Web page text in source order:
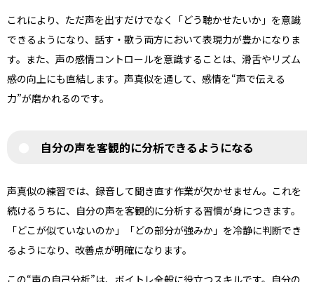
これにより、ただ声を出すだけでなく「どう聴かせたいか」を意識
できるようになり、話す・歌う両方において表現力が豊かになりま
す。また、声の感情コントロールを意識することは、滑舌やリズム
感の向上にも直結します。声真似を通して、感情を“声で伝える
力”が磨かれるのです。
自分の声を客観的に分析できるようになる
声真似の練習では、録音して聞き直す作業が欠かせません。これを
続けるうちに、自分の声を客観的に分析する習慣が身につきます。
「どこが似ていないのか」「どの部分が強みか」を冷静に判断でき
るようになり、改善点が明確になります。
この“声の自己分析”は、ボイトレ全般に役立つスキルです。自分の